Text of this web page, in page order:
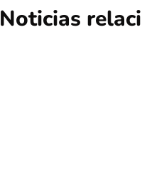
Noticias